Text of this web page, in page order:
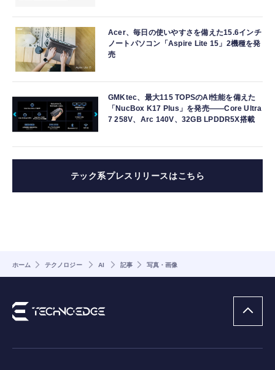
Acer、毎日の使いやすさを備えた15.6インチ
ノートパソコン「Aspire Lite 15」2機種を発
売
GMKtec、最大115 TOPSのAI性能を備えた
「NucBox K17 Plus」を発売――Core Ultra
7 258V、Arc 140V、32GB LPDDR5X搭載
テック系プレスリリースはこちら
ホーム テクノロジー AI 記事 写真・画像